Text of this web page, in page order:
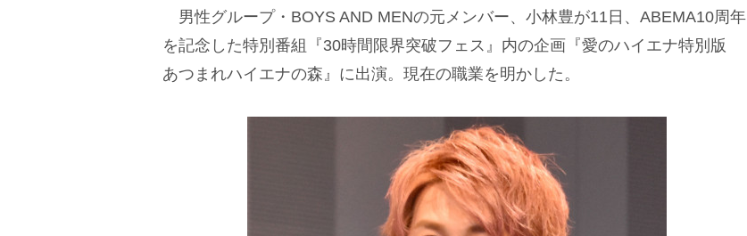
男性グループ・BOYS AND MENの元メンバー、小林豊が11日、ABEMA10周年
を記念した特別番組『30時間限界突破フェス』内の企画『愛のハイエナ特別版
あつまれハイエナの森』に出演。現在の職業を明かした。